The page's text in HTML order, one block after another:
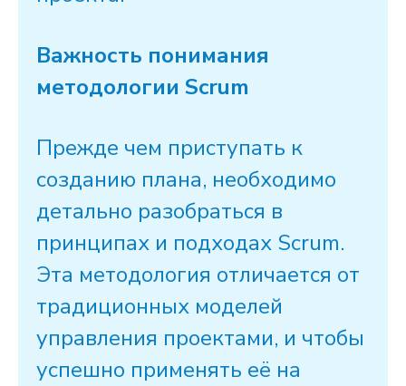
Важность понимания
методологии Scrum
Прежде чем приступать к
созданию плана, необходимо
детально разобраться в
принципах и подходах Scrum.
Эта методология отличается от
традиционных моделей
управления проектами, и чтобы
успешно применять её на